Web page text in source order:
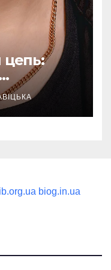
цепь:
biog.in.ua